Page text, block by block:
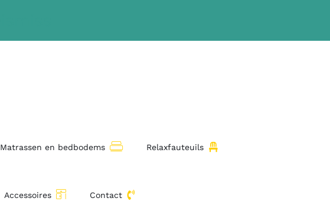
Matrassen en bedbodems Relaxfauteuils
Accessoires Contact